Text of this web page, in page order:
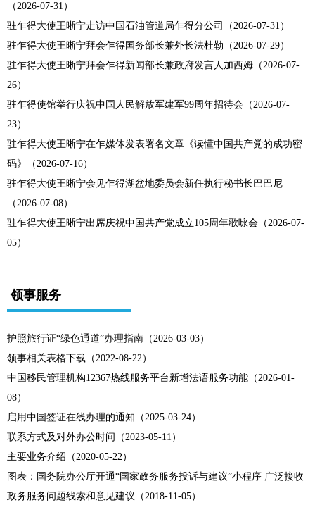
（2026-07-31）
驻乍得大使王晰宁走访中国石油管道局乍得分公司（2026-07-31）
驻乍得大使王晰宁拜会乍得国务部长兼外长法杜勒（2026-07-29）
驻乍得大使王晰宁拜会乍得新闻部长兼政府发言人加西姆（2026-07-
26）
驻乍得使馆举行庆祝中国人民解放军建军99周年招待会（2026-07-
23）
驻乍得大使王晰宁在乍媒体发表署名文章《读懂中国共产党的成功密
码》（2026-07-16）
驻乍得大使王晰宁会见乍得湖盆地委员会新任执行秘书长巴巴尼
（2026-07-08）
驻乍得大使王晰宁出席庆祝中国共产党成立105周年歌咏会（2026-07-
05）
领事服务
护照旅行证“绿色通道”办理指南（2026-03-03）
领事相关表格下载（2022-08-22）
中国移民管理机构12367热线服务平台新增法语服务功能（2026-01-
08）
启用中国签证在线办理的通知（2025-03-24）
联系方式及对外办公时间（2023-05-11）
主要业务介绍（2020-05-22）
图表：国务院办公厅开通“国家政务服务投诉与建议”小程序 广泛接收
政务服务问题线索和意见建议（2018-11-05）